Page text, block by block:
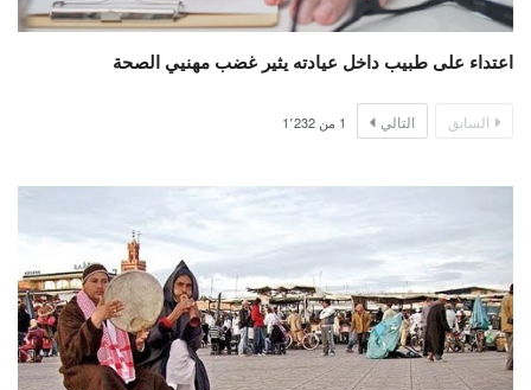
اعتداء على طبيب داخل عيادته يثير غضب مهنيي الصحة
السابق التالي 1 من 1٬232